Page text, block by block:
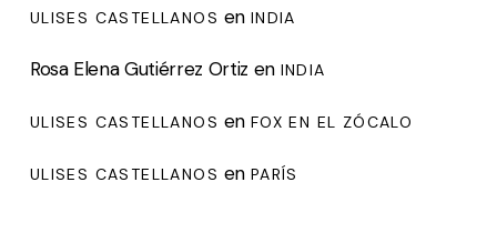
ULISES CASTELLANOS en INDIA
Rosa Elena Gutiérrez Ortiz en INDIA
ULISES CASTELLANOS en FOX EN EL ZÓCALO
ULISES CASTELLANOS en PARÍS